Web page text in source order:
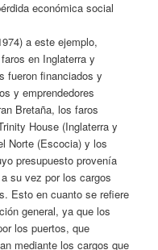
económica social
a este ejemplo,
en Inglaterra y
fueron financiados y
y emprendedores
Bretaña, los faros
House (Inglaterra y
Norte (Escocia) y los
presupuesto provenía
su vez por los cargos
Esto en cuanto se refiere
general, ya que los
los puertos, que
mediante los cargos que